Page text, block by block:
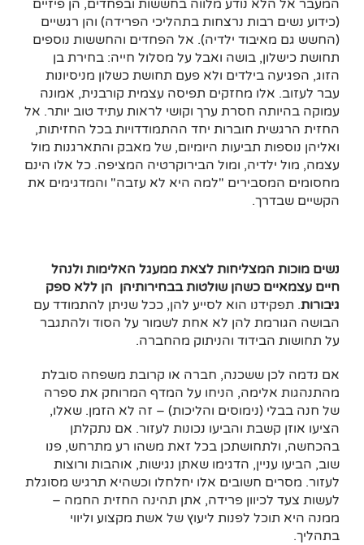
המעבר אל הלא נודע מלווה בחששות ובפחדים, הן פיזיים
(כידוע נשים רבות נרצחות בתהליכי הפרידה) והן רגשיים
(החשש גם מאיבוד ילדיה). אל הפחדים והחששות נוספים
תחושת כישלון, בושה ואבל על מסלול חייה: בחירת בן
הזוג, הפגיעה בילדים ולא פעם תחושת כשלון מניסיונות
עבר לעזוב. אלו מחזקים תפיסה עצמית קורבנית, אמונה
עמוקה בהיותה חסרת ערך וקושי לראות עתיד טוב יותר. אל
החזית הרגשית חוברות יחד ההתמודדויות בכל החזיתות,
ואליהן נוספות תביעות היומיום, של מאבק והתארגנות מול
עצמה, מול ילדיה, ומול הבירוקרטיה המציפה. כל אלו הינם
מחסומים המסבירים "למה היא לא עזבה" והמדגימים את
הקשיים שבדרך.
נשים מוכות המצליחות לצאת ממעגל האלימות ולנהל
חיים עצמאיים כשהן שולטות בבחירותיהן הן ללא ספק
גיבורות. תפקידנו הוא לסייע להן, ככל שניתן להתמודד עם
הבושה הגורמת להן לא אחת לשמור על הסוד ולהתגבר
על תחושות הבידוד והניתוק מהחברה.
אם נדמה לכן ששכנה, חברה או קרובת משפחה סובלת
מהתנהגות אלימה, הניחו על המדף המרוחק את ספרה
של חנה בבלי (נימוסים והליכות) – זה לא הזמן. שאלו,
הציעו אוזן קשבת והביעו נכונות לעזור. אם נתקלתן
בהכחשה, ולתחושתכן בכל זאת משהו רע מתרחש, פנו
שוב, הביעו עניין, הדגימו שאתן נגישות, אוהבות ורוצות
לעזור. מסרים חשובים אלו יחלחלו וכשהיא תרגיש מסוגלת
לעשות צעד לכיוון פרידה, אתן תהינה החזית החמה –
ממנה היא תוכל לפנות ליעוץ של אשת מקצוע וליווי
בתהליך.